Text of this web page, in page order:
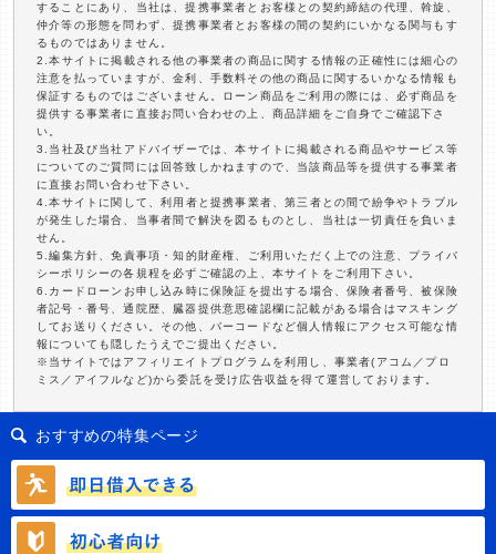
することにあり、当社は、提携事業者とお客様との契約締結の代理、斡旋、
仲介等の形態を問わず、提携事業者とお客様の間の契約にいかなる関与もす
るものではありません。
2.本サイトに掲載される他の事業者の商品に関する情報の正確性には細心の
注意を払っていますが、金利、手数料その他の商品に関するいかなる情報も
保証するものではございません。ローン商品をご利用の際には、必ず商品を
提供する事業者に直接お問い合わせの上、商品詳細をご自身でご確認下さ
い。
3.当社及び当社アドバイザーでは、本サイトに掲載される商品やサービス等
についてのご質問には回答致しかねますので、当該商品等を提供する事業者
に直接お問い合わせ下さい。
4.本サイトに関して、利用者と提携事業者、第三者との間で紛争やトラブル
が発生した場合、当事者間で解決を図るものとし、当社は一切責任を負いま
せん。
5.編集方針、免責事項・知的財産権、ご利用いただく上での注意、プライバ
シーポリシーの各規程を必ずご確認の上、本サイトをご利用下さい。
6.カードローンお申し込み時に保険証を提出する場合、保険者番号、被保険
者記号・番号、通院歴、臓器提供意思確認欄に記載がある場合はマスキング
してお送りください。その他、バーコードなど個人情報にアクセス可能な情
報についても隠したうえでご提出ください。
※当サイトではアフィリエイトプログラムを利用し、事業者(アコム／プロ
ミス／アイフルなど)から委託を受け広告収益を得て運営しております。
おすすめの特集ページ